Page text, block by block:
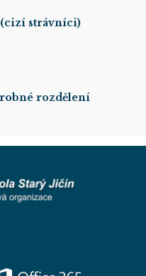
(cizí strávníci)
rozdělení